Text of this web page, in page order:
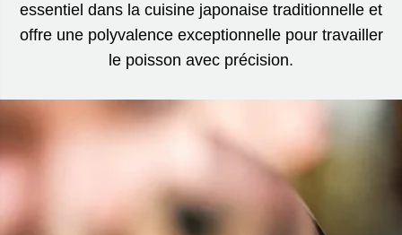
essentiel dans la cuisine japonaise traditionnelle et
offre une polyvalence exceptionnelle pour travailler
le poisson avec précision.